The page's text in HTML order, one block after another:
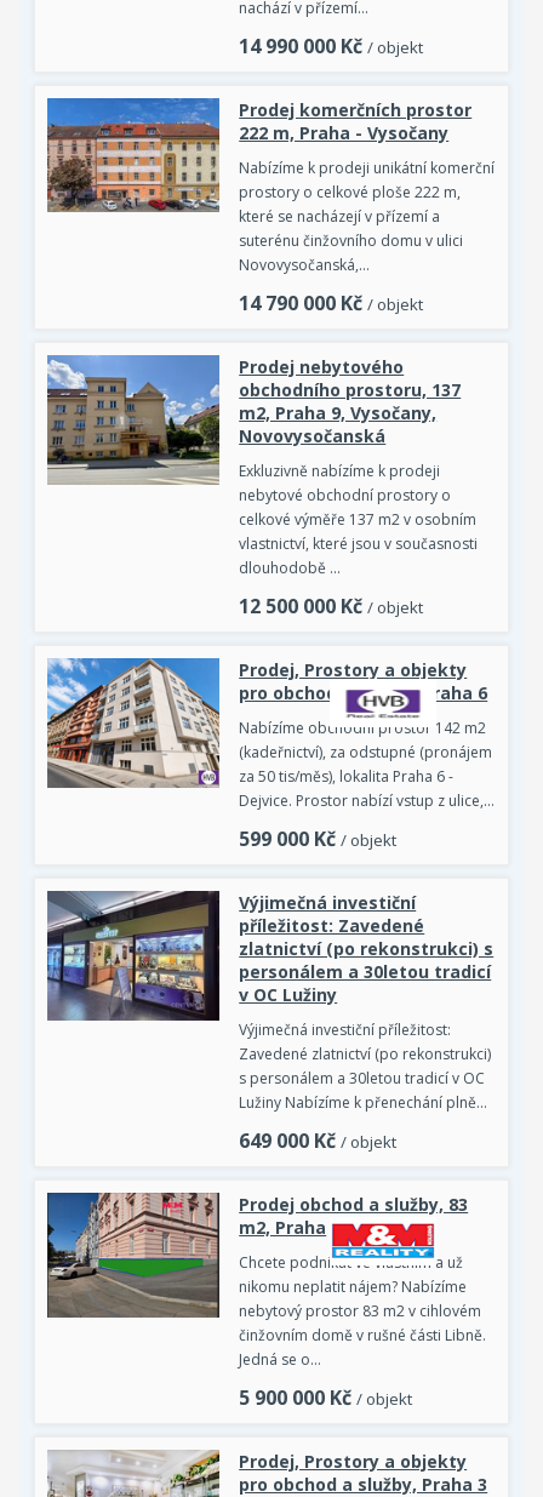
nachází v přízemí…
14 990 000 Kč / objekt
Prodej komerčních prostor
222 m, Praha - Vysočany
Nabízíme k prodeji unikátní komerční
prostory o celkové ploše 222 m,
které se nacházejí v přízemí a
suterénu činžovního domu v ulici
Novovysočanská,…
14 790 000 Kč / objekt
Prodej nebytového
obchodního prostoru, 137
m2, Praha 9, Vysočany,
Novovysočanská
Exkluzivně nabízíme k prodeji
nebytové obchodní prostory o
celkové výměře 137 m2 v osobním
vlastnictví, které jsou v současnosti
dlouhodobě …
12 500 000 Kč / objekt
Prodej, Prostory a objekty
pro obchod a služby, Praha 6
Nabízíme obchodní prostor 142 m2
(kadeřnictví), za odstupné (pronájem
za 50 tis/měs), lokalita Praha 6 -
Dejvice. Prostor nabízí vstup z ulice,…
599 000 Kč / objekt
Výjimečná investiční
příležitost: Zavedené
zlatnictví (po rekonstrukci) s
personálem a 30letou tradicí
v OC Lužiny
Výjimečná investiční příležitost:
Zavedené zlatnictví (po rekonstrukci)
s personálem a 30letou tradicí v OC
Lužiny Nabízíme k přenechání plně…
649 000 Kč / objekt
Prodej obchod a služby, 83
m2, Praha
Chcete podnikat ve vlastním a už
nikomu neplatit nájem? Nabízíme
nebytový prostor 83 m2 v cihlovém
činžovním domě v rušné části Libně.
Jedná se o…
5 900 000 Kč / objekt
Prodej, Prostory a objekty
pro obchod a služby, Praha 3